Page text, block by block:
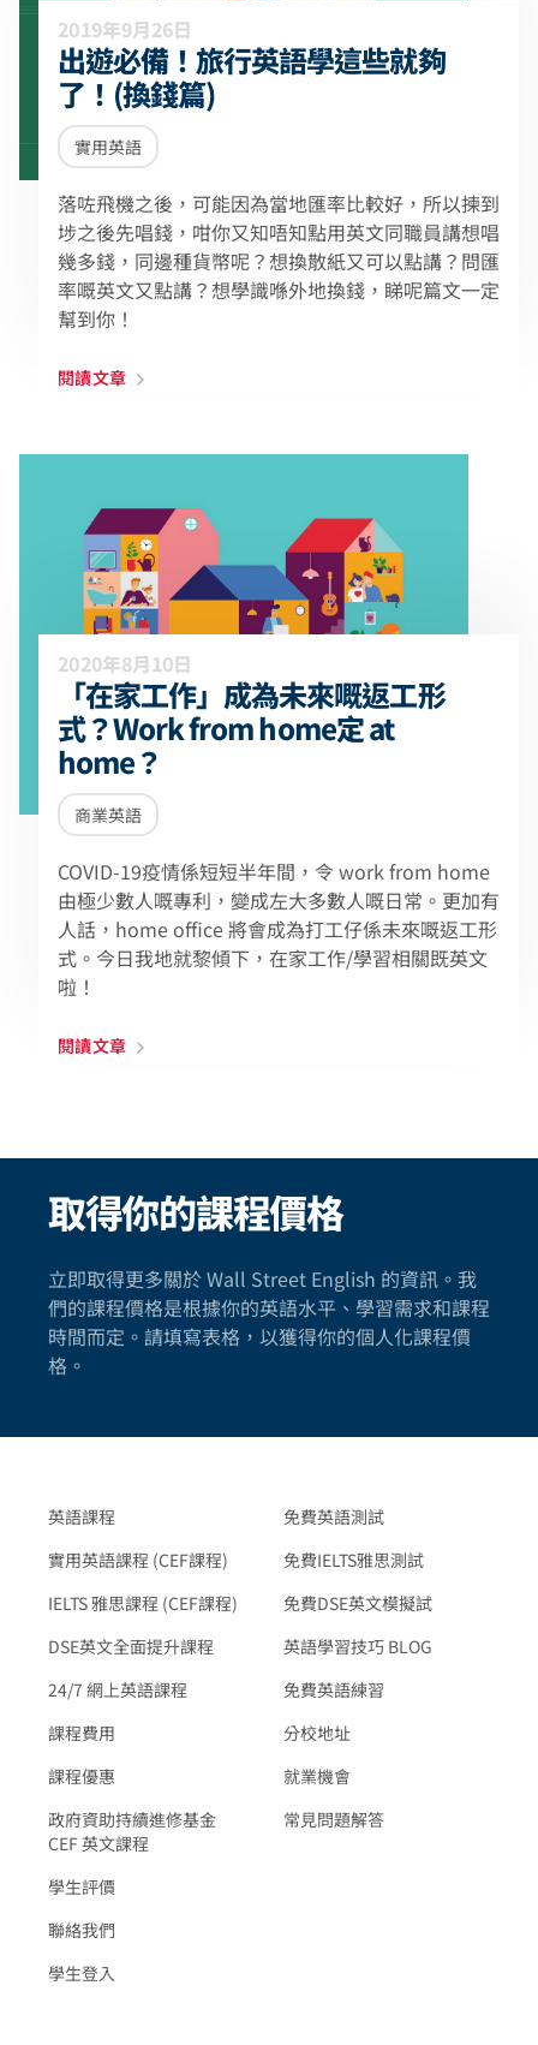
2019年9月26日
出遊必備！旅行英語學這些就夠
了！(換錢篇)
實用英語
落咗飛機之後，可能因為當地匯率比較好，所以揀到
埗之後先唱錢，咁你又知唔知點用英文同職員講想唱
幾多錢，同邊種貨幣呢？想換散紙又可以點講？問匯
率嘅英文又點講？想學識喺外地換錢，睇呢篇文一定
幫到你！
閱讀文章
2020年8月10日
「在家工作」成為未來嘅返工形
式？Work from home定 at
home？
商業英語
COVID-19疫情係短短半年間，令 work from home
由極少數人嘅專利，變成左大多數人嘅日常。更加有
人話，home office 將會成為打工仔係未來嘅返工形
式。今日我地就黎傾下，在家工作/學習相關既英文
啦！
閱讀文章
取得你的課程價格
立即取得更多關於 Wall Street English 的資訊。我
們的課程價格是根據你的英語水平、學習需求和課程
時間而定。請填寫表格，以獲得你的個人化課程價
格。
英語課程
實用英語課程 (CEF課程)
IELTS 雅思課程 (CEF課程)
DSE英文全面提升課程
24/7 網上英語課程
課程費用
課程優惠
政府資助持續進修基金
CEF 英文課程
學生評價
聯絡我們
學生登入
免費英語測試
免費IELTS雅思測試
免費DSE英文模擬試
英語學習技巧 BLOG
免費英語練習
分校地址
就業機會
常見問題解答